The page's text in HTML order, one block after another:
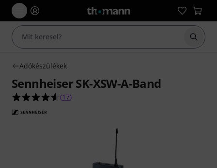
Adókészülékek
Sennheiser SK-XSW-A-Band
4.5/5 csillag, összesen 17 értékelés alapján
(17)